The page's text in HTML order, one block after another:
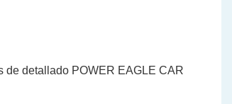
de detallado POWER EAGLE CAR